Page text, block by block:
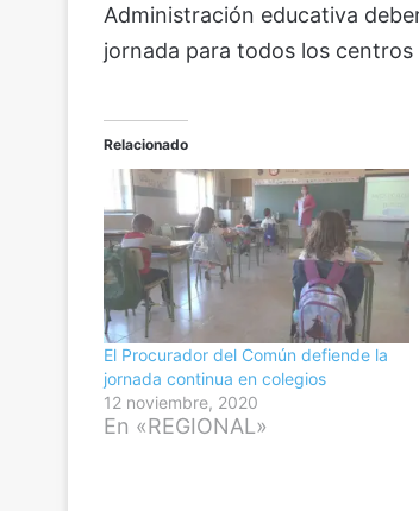
Administración educativa
jornada para todos los
Relacionado
El Procurador del Común defiende la
jornada continua en colegios
12 noviembre, 2020
En «REGIONAL»